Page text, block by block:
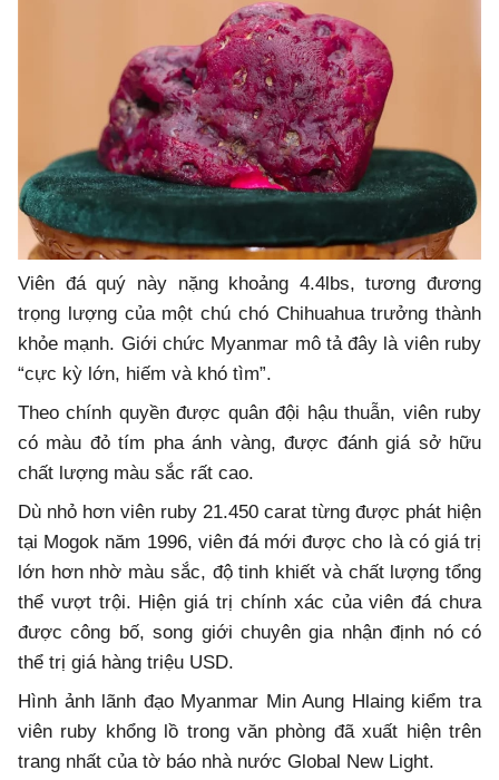
Viên đá quý này nặng khoảng 4.4lbs, tương đương
trọng lượng của một chú chó Chihuahua trưởng thành
khỏe mạnh. Giới chức Myanmar mô tả đây là viên ruby
“cực kỳ lớn, hiếm và khó tìm”.
Theo chính quyền được quân đội hậu thuẫn, viên ruby
có màu đỏ tím pha ánh vàng, được đánh giá sở hữu
chất lượng màu sắc rất cao.
Dù nhỏ hơn viên ruby 21.450 carat từng được phát hiện
tại Mogok năm 1996, viên đá mới được cho là có giá trị
lớn hơn nhờ màu sắc, độ tinh khiết và chất lượng tổng
thể vượt trội. Hiện giá trị chính xác của viên đá chưa
được công bố, song giới chuyên gia nhận định nó có
thể trị giá hàng triệu USD.
Hình ảnh lãnh đạo Myanmar Min Aung Hlaing kiểm tra
viên ruby khổng lồ trong văn phòng đã xuất hiện trên
trang nhất của tờ báo nhà nước Global New Light.